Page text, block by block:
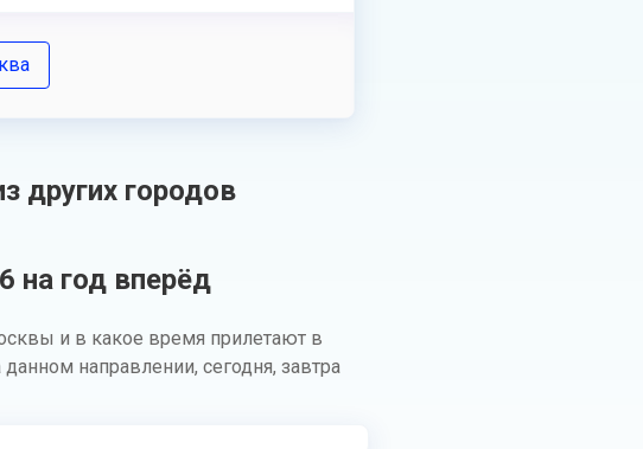
других городов
на год вперёд
и в какое время прилетают в
направлении, сегодня, завтра